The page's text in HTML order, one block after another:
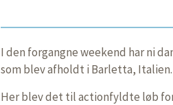
I den forgangne weekend har ni
som blev afholdt i Barletta, Italien.
Her blev det til actionfyldte løb for